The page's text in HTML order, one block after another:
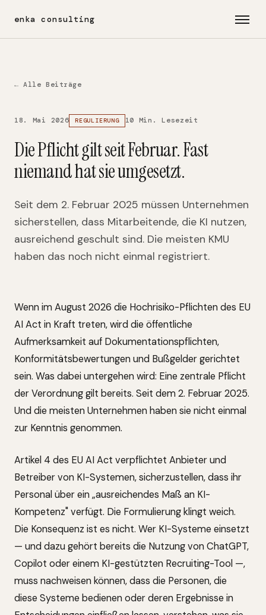
enka consulting
← Alle Beiträge
18. Mai 2026 REGULIERUNG 10 Min. Lesezeit
Die Pflicht gilt seit Februar. Fast
niemand hat sie umgesetzt.
Seit dem 2. Februar 2025 müssen Unternehmen
sicherstellen, dass Mitarbeitende, die KI nutzen,
ausreichend geschult sind. Die meisten KMU
haben das noch nicht einmal registriert.
Wenn im August 2026 die Hochrisiko-Pflichten des EU
AI Act in Kraft treten, wird die öffentliche
Aufmerksamkeit auf Dokumentationspflichten,
Konformitätsbewertungen und Bußgelder gerichtet
sein. Was dabei untergehen wird: Eine zentrale Pflicht
der Verordnung gilt bereits. Seit dem 2. Februar 2025.
Und die meisten Unternehmen haben sie nicht einmal
zur Kenntnis genommen.
Artikel 4 des EU AI Act verpflichtet Anbieter und
Betreiber von KI-Systemen, sicherzustellen, dass ihr
Personal über ein „ausreichendes Maß an KI-
Kompetenz" verfügt. Die Formulierung klingt weich.
Die Konsequenz ist es nicht. Wer KI-Systeme einsetzt
— und dazu gehört bereits die Nutzung von ChatGPT,
Copilot oder einem KI-gestützten Recruiting-Tool —,
muss nachweisen können, dass die Personen, die
diese Systeme bedienen oder deren Ergebnisse in